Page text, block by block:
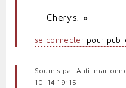
Cherys. »
se connecterpour
Soumis par Anti-
10-14 19:15